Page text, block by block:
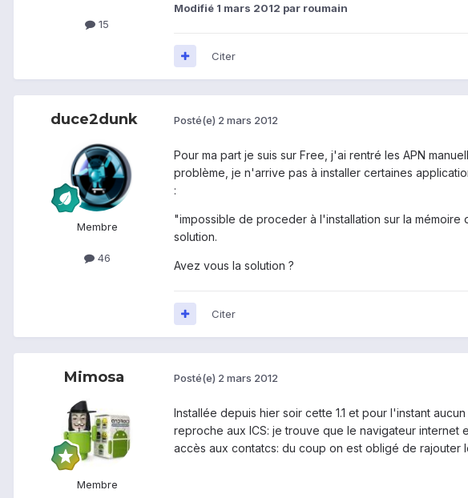
15
Modifié 1 mars 2012 par roumain
Citer
duce2dunk
Membre
46
Posté(e) 2 mars 2012
Pour ma part je suis sur Free, j'ai rentré les APN
problème, je n'arrive pas à installer certaines
:
"impossible de proceder à l'installation sur la
solution.
Avez vous la solution ?
Citer
Mimosa
Membre
Posté(e) 2 mars 2012
Installée depuis hier soir cette 1.1 et pour l'instant
reproche aux ICS: je trouve que le navigateur
accès aux contatcs: du coup on est obligé de